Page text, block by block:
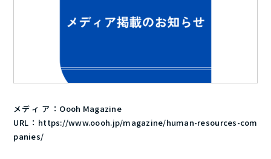
メデ ィ ア ：Oooh Magazine
URL： https://www.oooh.jp/magazine/human-resources-com
panies/